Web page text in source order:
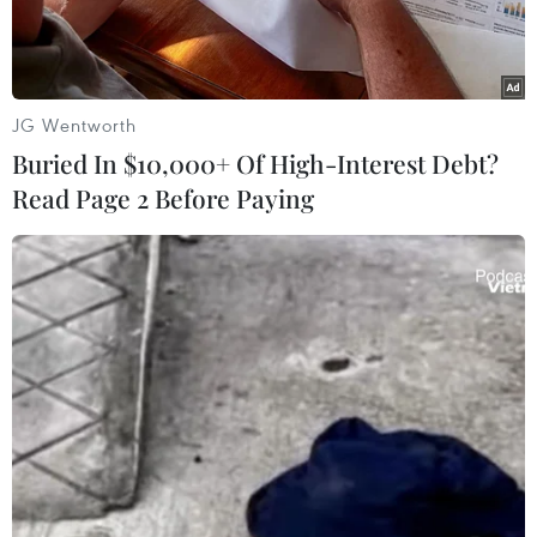
hay khách sạn không đảm bảo tiêu chuẩn về dịch
vụ nhằm xây dựng môi trường du lịch văn minh,
an toàn.
Du khách thăm Thành phố Hồ Chí Minh bằng xích lô. (Ảnh: An
JG Wentworth
Buried In $10,000+ Of High-Interest Debt?
Read Page 2 Before Paying